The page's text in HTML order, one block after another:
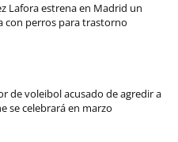
Lafora estrena en Madrid un
con perros para trastorno
de voleibol acusado de agredir a
se celebrará en marzo